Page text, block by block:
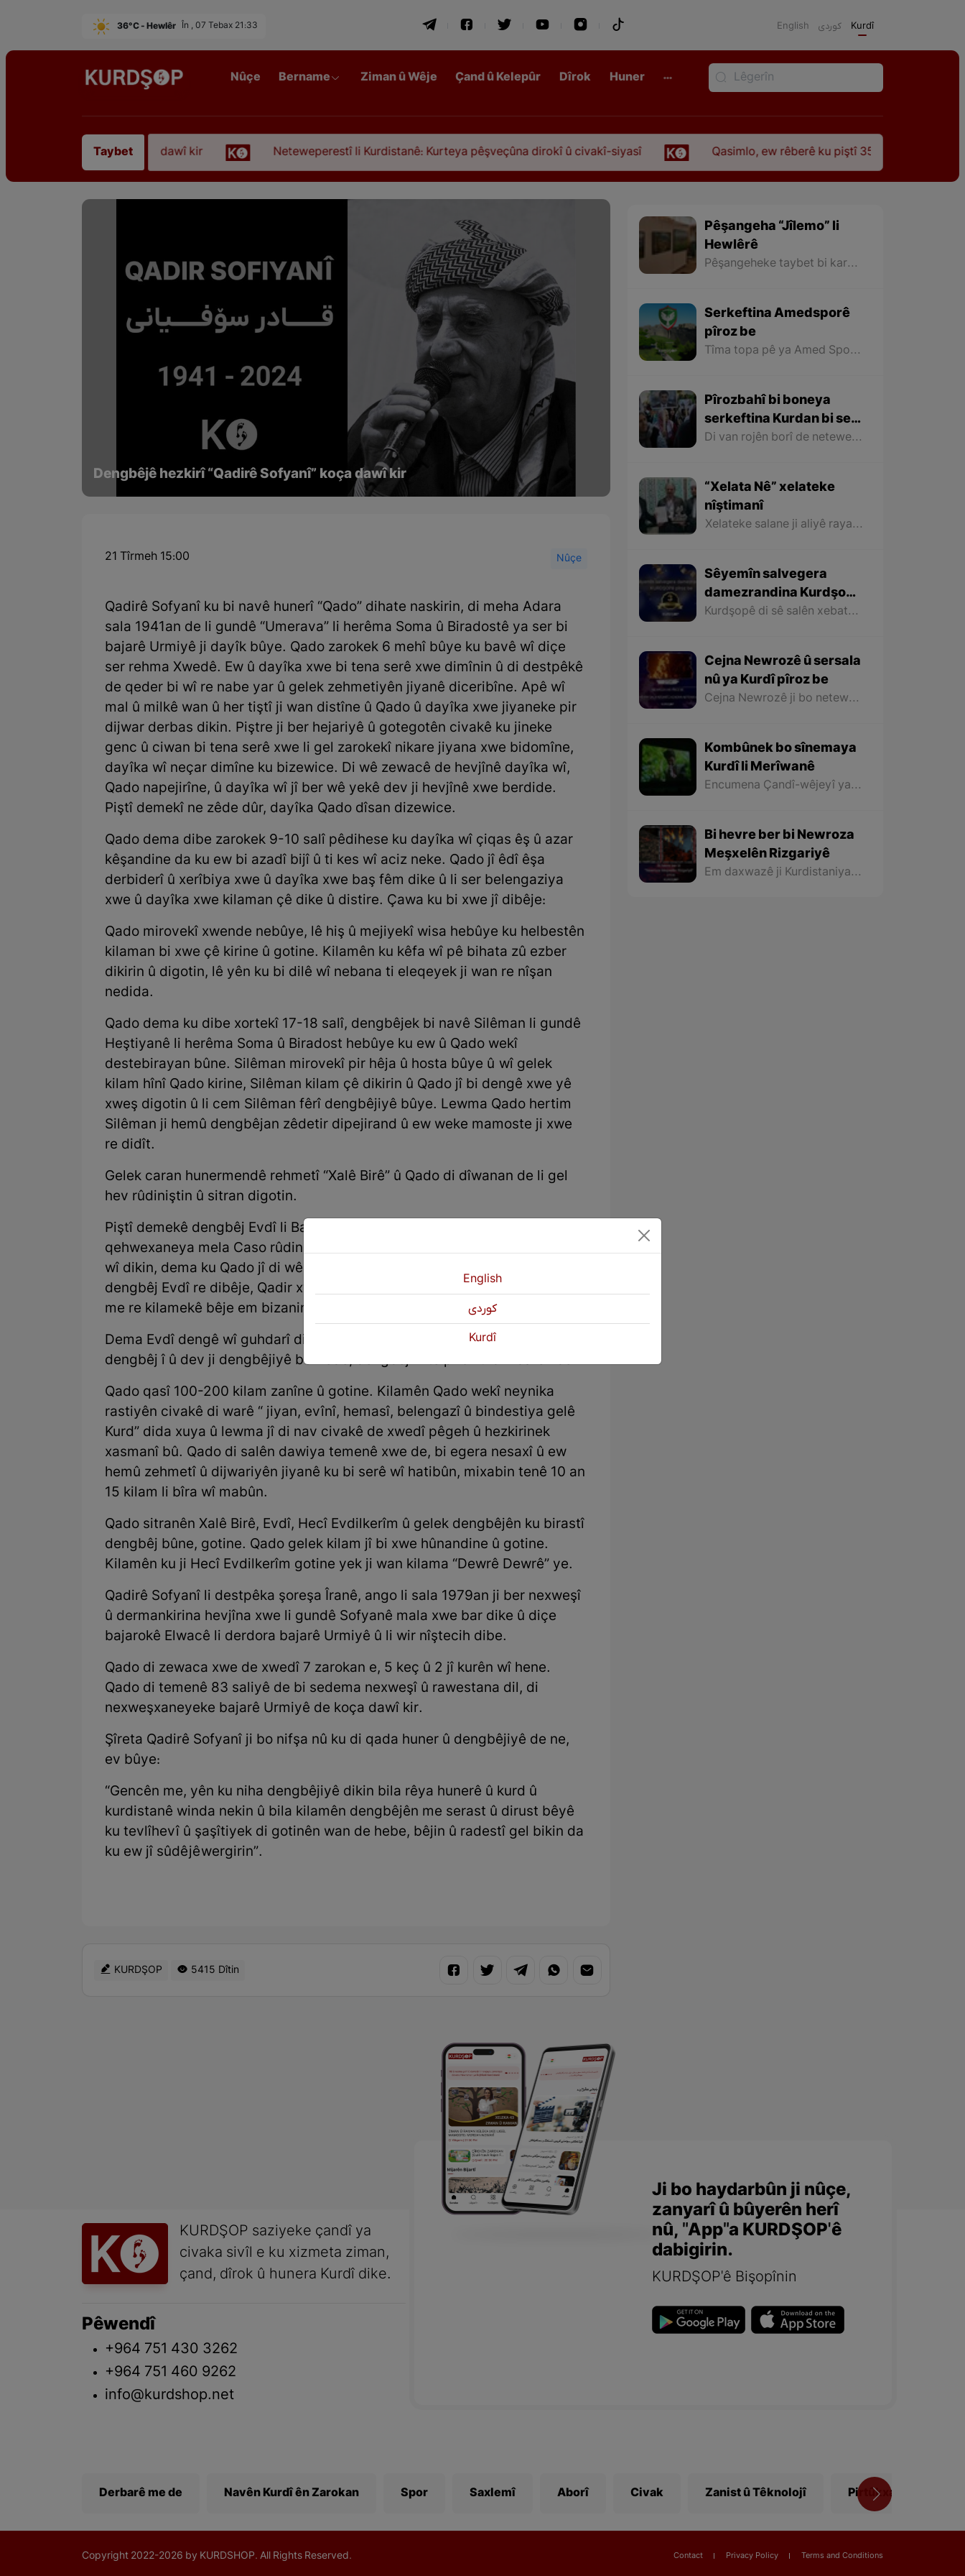
36°C - Hewlêr În , 07 Tebax 21:33 English كوردی Kurdî
Nûçe Bername Ziman û Wêje Çand û Kelepûr Dîrok Huner
Taybet
Sofyanî” koça dawî kir Neteweperestî li Kurdistanê: Kurteya pêşveçûna dirokî û civakî-siyasî Qasimlo, ew rêberê ku piştî 35 sal ji şehîdbûna wî hê jî
Dengbêjê hezkirî “Qadirê Sofyanî” koça dawî kir
21 Tîrmeh 15:00 Nûçe
Qadirê Sofyanî ku bi navê hunerî “Qado” dihate naskirin, di meha Adara
sala 1941an de li gundê “Umerava” li herêma Soma û Biradostê ya ser bi
bajarê Urmiyê ji dayîk bûye. Qado zarokek 6 mehî bûye ku bavê wî diçe
ser rehma Xwedê. Ew û dayîka xwe bi tena serê xwe dimînin û di destpêkê
de qeder bi wî re nabe yar û gelek zehmetiyên jiyanê diceribîne. Apê wî
mal û milkê wan û her tiştî ji wan distîne û Qado û dayîka xwe jiyaneke pir
dijwar derbas dikin. Piştre ji ber hejariyê û gotegotên civakê ku jineke
genc û ciwan bi tena serê xwe li gel zarokekî nikare jiyana xwe bidomîne,
dayîka wî neçar dimîne ku bizewice. Di wê zewacê de hevjînê dayîka wî,
Qado napejirîne, û dayîka wî jî ber wê yekê dev ji hevjînê xwe berdide.
Piştî demekî ne zêde dûr, dayîka Qado dîsan dizewice.
Qado dema dibe zarokek 9-10 salî pêdihese ku dayîka wî çiqas êş û azar
kêşandine da ku ew bi azadî bijî û ti kes wî aciz neke. Qado jî êdî êşa
derbiderî û xerîbiya xwe û dayîka xwe baş fêm dike û li ser belengaziya
xwe û dayîka xwe kilaman çê dike û distire. Çawa ku bi xwe jî dibêje:
Qado mirovekî xwende nebûye, lê hiş û mejiyekî wisa hebûye ku helbestên
kilaman bi xwe çê kirine û gotine. Kilamên ku kêfa wî pê bihata zû ezber
dikirin û digotin, lê yên ku bi dilê wî nebana ti eleqeyek ji wan re nîşan
nedida.
Qado dema ku dibe xortekî 17-18 salî, dengbêjek bi navê Silêman li gundê
Heştiyanê li herêma Soma û Biradost hebûye ku ew û Qado wekî
destebirayan bûne. Silêman mirovekî pir hêja û hosta bûye û wî gelek
kilam hînî Qado kirine, Silêman kilam çê dikirin û Qado jî bi dengê xwe yê
xweş digotin û li cem Silêman fêrî dengbêjiyê bûye. Lewma Qado hertim
Silêman ji hemû dengbêjan zêdetir dipejirand û ew weke mamoste ji xwe
re didît.
Gelek caran hunermendê rehmetî “Xalê Birê” û Qado di dîwanan de li gel
hev rûdiniştin û sitran digotin.
Piştî demekê dengbêj Evdî li Bakurê Kurdistanê tê Rojhilatê Kurdistanê û li
qehwexaneya mela Caso rûdinê, xelk li dora wî kom dibin û guhdarî dengê
wî dikin, dema ku Qado jî di wê civatê de beşdar dibe, kesek ji wê civatê ji
dengbêj Evdî re dibêje, Qadir xwedî dengekî pir xweş e, Evdî jî dibêje ka ji
me re kilamekê bêje em bizanin tu çawa dibêjî, Qado jî sitraneke wî dibêje.
Dema Evdî dengê wî guhdarî dike, wiha dibêje: “Ez û Xwedê tu birastî
dengbêj î û dev ji dengbêjiyê bernede, dengbêjî li te pîroz û bimbarek be”.
Qado qasî 100-200 kilam zanîne û gotine. Kilamên Qado wekî neynika
rastiyên civakê di warê “ jiyan, evînî, hemasî, belengazî û bindestiya gelê
Kurd” dida xuya û lewma jî di nav civakê de xwedî pêgeh û hezkirinek
xasmanî bû. Qado di salên dawiya temenê xwe de, bi egera nesaxî û ew
hemû zehmetî û dijwariyên jiyanê ku bi serê wî hatibûn, mixabin tenê 10 an
15 kilam li bîra wî mabûn.
Qado sitranên Xalê Birê, Evdî, Hecî Evdilkerîm û gelek dengbêjên ku birastî
dengbêj bûne, gotine. Qado gelek kilam jî bi xwe hûnandine û gotine.
Kilamên ku ji Hecî Evdilkerîm gotine yek ji wan kilama “Dewrê Dewrê” ye.
Qadirê Sofyanî li destpêka şoreşa Îranê, ango li sala 1979an ji ber nexweşî
û dermankirina hevjîna xwe li gundê Sofyanê mala xwe bar dike û diçe
bajarokê Elwacê li derdora bajarê Urmiyê û li wir nîştecih dibe.
Qado di zewaca xwe de xwedî 7 zarokan e, 5 keç û 2 jî kurên wî hene.
Qado di temenê 83 saliyê de bi sedema nexweşî û rawestana dil, di
nexweşxaneyeke bajarê Urmiyê de koça dawî kir.
Şîreta Qadirê Sofyanî ji bo nifşa nû ku di qada huner û dengbêjiyê de ne,
ev bûye:
“Gencên me, yên ku niha dengbêjiyê dikin bila rêya hunerê û kurd û
kurdistanê winda nekin û bila kilamên dengbêjên me serast û dirust bêyê
ku tevlîhevî û şaşîtiyek di gotinên wan de hebe, bêjin û radestî gel bikin da
ku ew jî sûdê jê wergirin”.
KURDŞOP 5415 Dîtin
Pêşangeha “Jîlemo” li
Hewlêrê
Pêşangeheke taybet bi karên hunerî yên “Maşalah Mihemedî” (Arêz) ê hunermendê nîgarkêş ê xelkê Rojhilatê Kurdistanê li Hewlêrê hate vekirin.
Serkeftina Amedsporê
pîroz be
Tîma topa pê ya Amed Spora Bakurê Kurdistanê ger ji aliyê şovênîzmên desthilata zordar ve rastî dijayetîkirinê hatiye û dijayetiya wê tê kirin, lê bi kêfxweşî ve heta niha kariye berdewam rêya serkeftinê bo aliyê lûtkeyê bipîve û niha bûye nûnerê dengê Kurdistaniyên her çar parçeyên Kurdistanê di qada werzişê de.
Pîrozbahî bi boneya
serkeftina Kurdan bi ser
faşîzmê li Bakûrê
Di van rojên borî de neteweya Kurd li Bakurê Kurdistanê du serkeftinên mezin tomar kir. Ya yekem serkeftina Partiya Kurdistanî (Dem Partî) di hilbijartinên şaredariyan de û bidestveanîna desthilata 85 şaredariyan û bi taybetî şaredariyên 11 bajarên mezin ên Bakurê Kurdistanê bû.
“Xelata Nê” xelateke
nîştimanî
Xelateke salane ji aliyê raya giştî ya xelkê gundê mezin ê “Nê” yê ser bi Merîwanê ve hatiye diyarîkirin ku biryar e ji îsal ve bi kesên hilkeftî yên warên cuda li devera Merîwanê bê bexşîn.
Sêyemîn salvegera
damezrandina Kurdşopê
pîroz be
Kurdşopê di sê salên xebata xwe de hewl daye bibe deng û rengê hemû Kurdan li seranserê Kurdistanê û bê cudahî li hemû beşên Kurdistanê binêre û dîrok, erdnîgarî, huner, ziman, wêje, çand û kelepûra navçeyên cuda yên Kurdistanê bi xelkê Kurdistanê bide nasandin.
Cejna Newrozê û sersala
nû ya Kurdî pîroz be
Cejna Newrozê ji bo netewa Kurd cejna tekezîkirin e li ser mafên xwe yên rewa û bi bîranîna dîrokek dirêj e bo xebat û têkoşîna bo azadî û rizgariyê û agirê geş yê Newrozê ku ji aliyê netewa Kurd ve tê pêxistin, sembola hêviya paşerojeke geş bo netewe û nîştimana me ye.
Kombûnek bo sînemaya
Kurdî li Merîwanê
Encumena Çandî-wêjeyî ya Merîwanê bi hevkariya Sînema Kurdistan, kombûnek bo sînemaya Kurdî û pêşandana sê fîlmên nû yên sê derhênerên Merîwanê bi rê ve bir.
Bi hevre ber bi Newroza
Meşxelên Rizgariyê
Em daxwazê ji Kurdistaniyan dikin ku di êvareya Newrozê de bi hilgirtina meşxelan yekîtiya xwe nîşan bidin û Newroza îsal jî wekî “Newroza Meşxlên Rizgariyê” bi nav bikin û di çarçoveyek hêmayîn de îradeya xwe nîşan bidin.
KURDŞOP saziyeke çandî ya
civaka sivîl e ku xizmeta ziman,
çand, dîrok û hunera Kurdî dike.
Pêwendî
+964 751 430 3262
+964 751 460 9262
info@kurdshop.net
Ji bo haydarbûn ji nûçe,
zanyarî û bûyerên herî
nû, "App"a KURDŞOP'ê
dabigirin.
KURDŞOP'ê Bişopînin
Derbarê me de Navên Kurdî ên Zarokan Spor Saxlemî Aborî Civak Zanist û Têknolojî Pirtûkxane
Copyright 2022-2026 by KURDSHOP. All Rights Reserved. Contact Privacy Policy Terms and Conditions
English
كوردی
Kurdî